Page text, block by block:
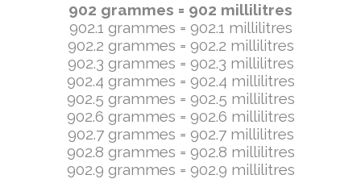
902 grammes = 902 millilitres
902.1 grammes = 902.1 millilitres
902.2 grammes = 902.2 millilitres
902.3 grammes = 902.3 millilitres
902.4 grammes = 902.4 millilitres
902.5 grammes = 902.5 millilitres
902.6 grammes = 902.6 millilitres
902.7 grammes = 902.7 millilitres
902.8 grammes = 902.8 millilitres
902.9 grammes = 902.9 millilitres